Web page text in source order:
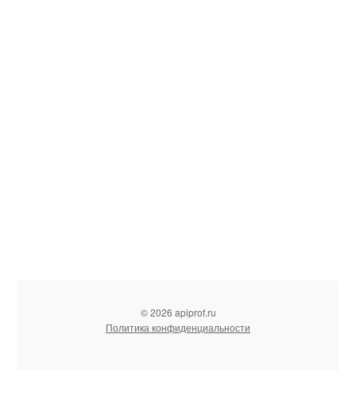
© 2026 apiprof.ru
Политика конфиденциальности